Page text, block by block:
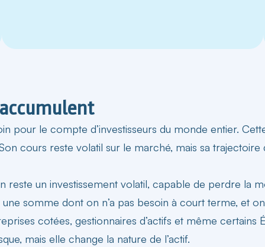
pour le compte d’investisseurs du monde entier.
cours reste volatil sur le marché, mais sa
reste un investissement volatil, capable de perdre la
somme dont on n’a pas besoin à court terme, et
cotées, gestionnaires d’actifs et même
mais elle change la nature de l’actif.